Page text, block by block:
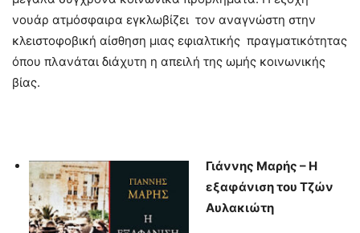
νουάρ ατμόσφαιρα εγκλωβίζει τον αναγνώστη στην
κλειστοφοβική αίσθηση μιας εφιαλτικής πραγματικότητας
όπου πλανάται διάχυτη η απειλή της ωμής κοινωνικής
βίας.
Γιάννης Μαρής – Η
εξαφάνιση του Τζών
Αυλακιώτη